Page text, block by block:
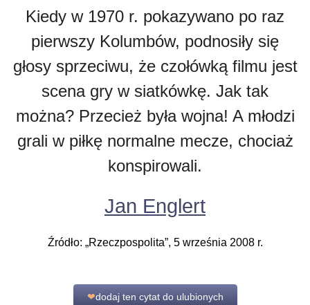
Kiedy w 1970 r. pokazywano po raz
pierwszy Kolumbów, podnosiły się
głosy sprzeciwu, że czołówką filmu jest
scena gry w siatkówkę. Jak tak
można? Przecież była wojna! A młodzi
grali w piłkę normalne mecze, chociaż
konspirowali.
Jan Englert
Źródło: „Rzeczpospolita”, 5 września 2008 r.
❤dodaj ten cytat do ulubionych